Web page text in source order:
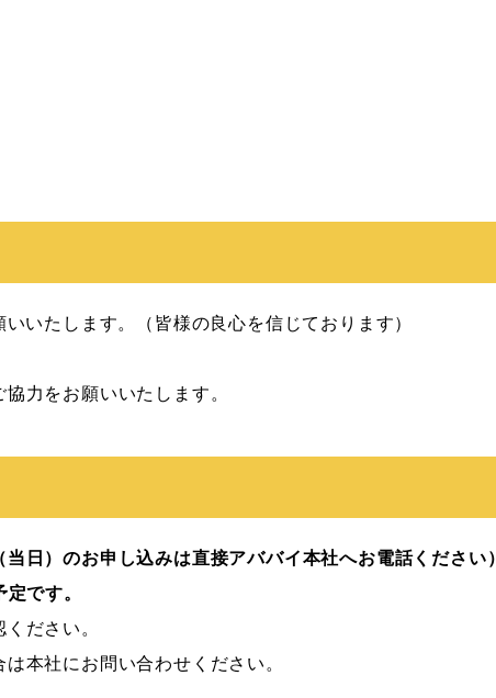
いたします。（皆様の良心を信じております）
力をお願いいたします。
日）のお申し込みは直接アババイ本社へお電話ください）
です。
ださい。
本社にお問い合わせください。